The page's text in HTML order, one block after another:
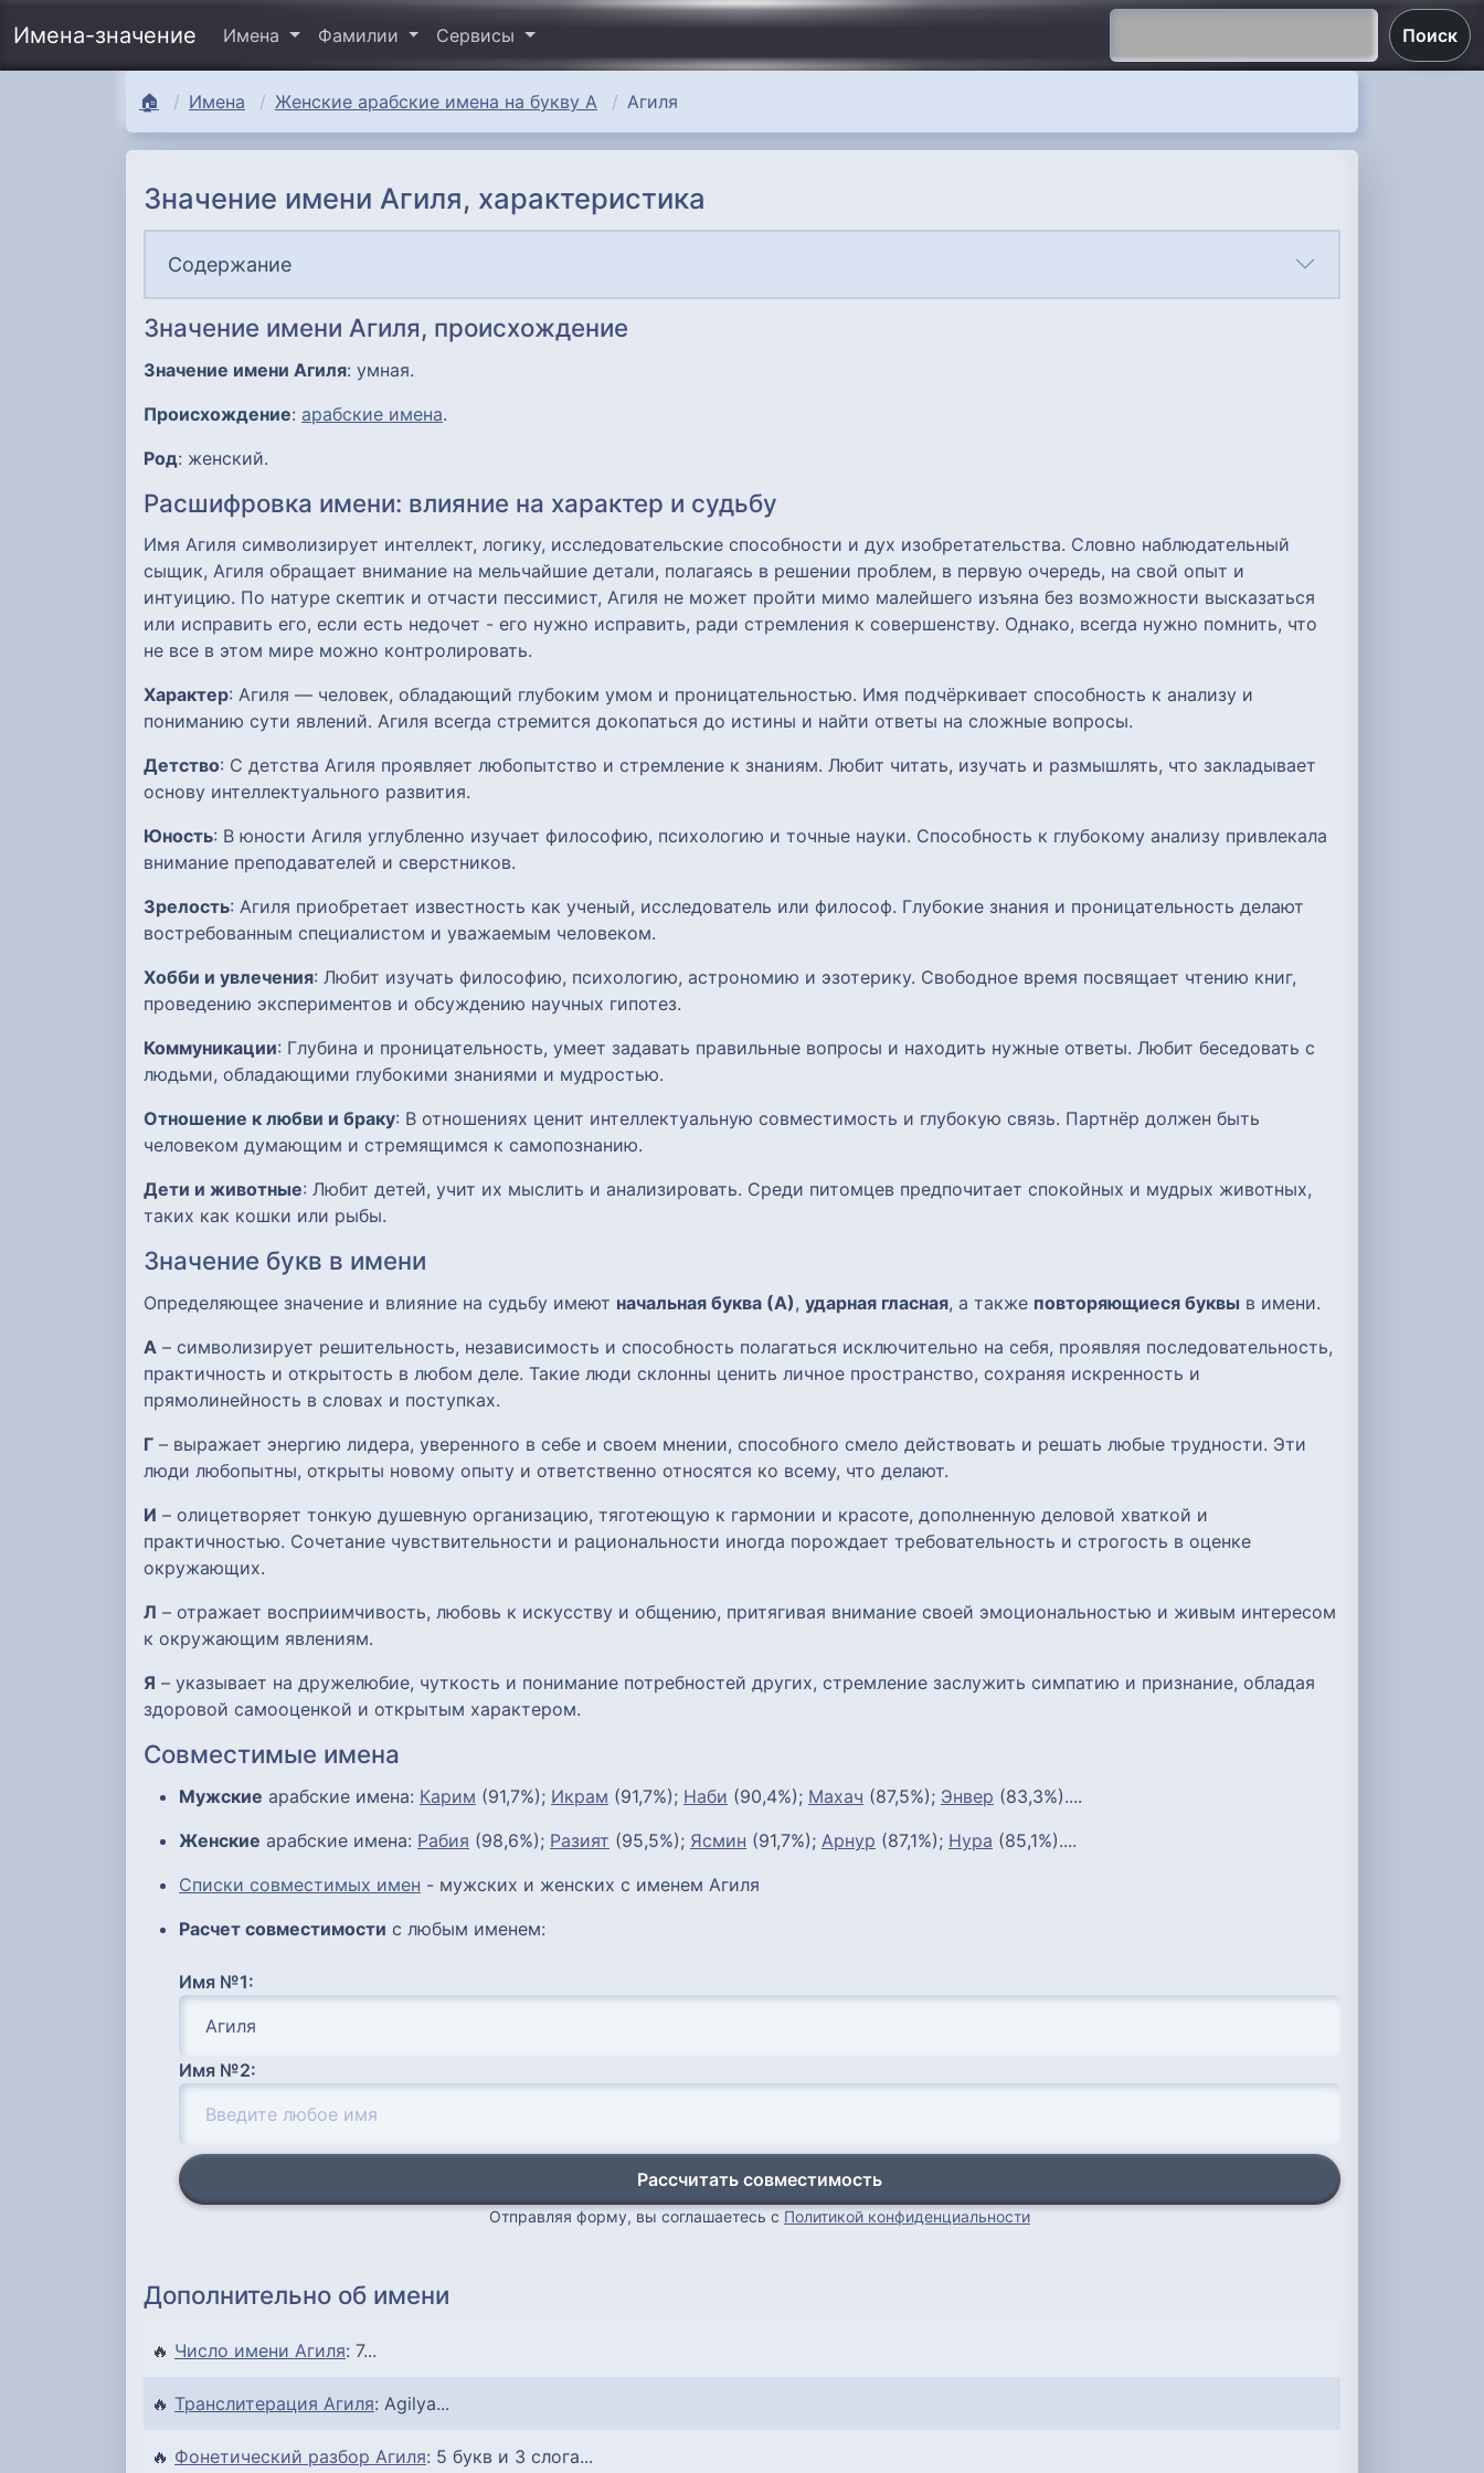
Имена-значение Имена Фамилии Сервисы Поиск
🏠 Имена Женские арабские имена на букву А Агиля
Значение имени Агиля, характеристика
Содержание
Значение имени Агиля, происхождение
Значение имени Агиля: умная.
Происхождение: арабские имена.
Род: женский.
Расшифровка имени: влияние на характер и судьбу
Имя Агиля символизирует интеллект, логику, исследовательские способности и дух изобретательства. Словно наблюдательный
сыщик, Агиля обращает внимание на мельчайшие детали, полагаясь в решении проблем, в первую очередь, на свой опыт и
интуицию. По натуре скептик и отчасти пессимист, Агиля не может пройти мимо малейшего изъяна без возможности высказаться
или исправить его, если есть недочет - его нужно исправить, ради стремления к совершенству. Однако, всегда нужно помнить, что
не все в этом мире можно контролировать.
Характер: Агиля — человек, обладающий глубоким умом и проницательностью. Имя подчёркивает способность к анализу и
пониманию сути явлений. Агиля всегда стремится докопаться до истины и найти ответы на сложные вопросы.
Детство: С детства Агиля проявляет любопытство и стремление к знаниям. Любит читать, изучать и размышлять, что закладывает
основу интеллектуального развития.
Юность: В юности Агиля углубленно изучает философию, психологию и точные науки. Способность к глубокому анализу привлекала
внимание преподавателей и сверстников.
Зрелость: Агиля приобретает известность как ученый, исследователь или философ. Глубокие знания и проницательность делают
востребованным специалистом и уважаемым человеком.
Хобби и увлечения: Любит изучать философию, психологию, астрономию и эзотерику. Свободное время посвящает чтению книг,
проведению экспериментов и обсуждению научных гипотез.
Коммуникации: Глубина и проницательность, умеет задавать правильные вопросы и находить нужные ответы. Любит беседовать с
людьми, обладающими глубокими знаниями и мудростью.
Отношение к любви и браку: В отношениях ценит интеллектуальную совместимость и глубокую связь. Партнёр должен быть
человеком думающим и стремящимся к самопознанию.
Дети и животные: Любит детей, учит их мыслить и анализировать. Среди питомцев предпочитает спокойных и мудрых животных,
таких как кошки или рыбы.
Значение букв в имени
Определяющее значение и влияние на судьбу имеют начальная буква (А), ударная гласная, а также повторяющиеся буквы в имени.
А – символизирует решительность, независимость и способность полагаться исключительно на себя, проявляя последовательность,
практичность и открытость в любом деле. Такие люди склонны ценить личное пространство, сохраняя искренность и
прямолинейность в словах и поступках.
Г – выражает энергию лидера, уверенного в себе и своем мнении, способного смело действовать и решать любые трудности. Эти
люди любопытны, открыты новому опыту и ответственно относятся ко всему, что делают.
И – олицетворяет тонкую душевную организацию, тяготеющую к гармонии и красоте, дополненную деловой хваткой и
практичностью. Сочетание чувствительности и рациональности иногда порождает требовательность и строгость в оценке
окружающих.
Л – отражает восприимчивость, любовь к искусству и общению, притягивая внимание своей эмоциональностью и живым интересом
к окружающим явлениям.
Я – указывает на дружелюбие, чуткость и понимание потребностей других, стремление заслужить симпатию и признание, обладая
здоровой самооценкой и открытым характером.
Совместимые имена
Мужские арабские имена: Карим (91,7%); Икрам (91,7%); Наби (90,4%); Махач (87,5%); Энвер (83,3%)....
Женские арабские имена: Рабия (98,6%); Разият (95,5%); Ясмин (91,7%); Арнур (87,1%); Нура (85,1%)....
Списки совместимых имен - мужских и женских с именем Агиля
Расчет совместимости с любым именем:
Имя №1:
Имя №2:
Рассчитать совместимость
Отправляя форму, вы соглашаетесь с Политикой конфиденциальности
Дополнительно об имени
🔥 Число имени Агиля: 7...
🔥 Транслитерация Агиля: Agilya...
🔥 Фонетический разбор Агиля: 5 букв и 3 слога...